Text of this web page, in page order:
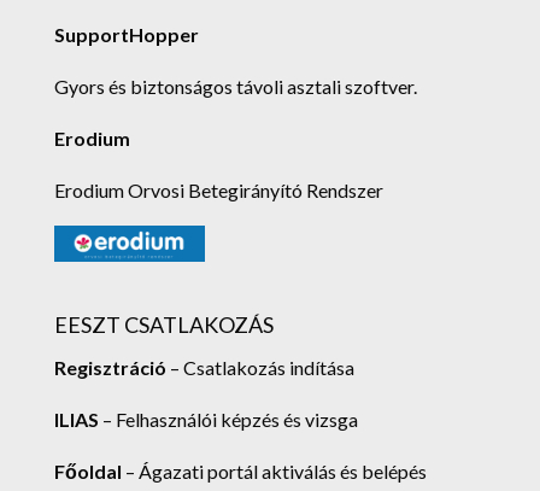
SupportHopper
Gyors és biztonságos távoli asztali szoftver.
Erodium
Erodium Orvosi Betegirányító Rendszer
EESZT CSATLAKOZÁS
Regisztráció – Csatlakozás indítása
ILIAS – Felhasználói képzés és vizsga
Főoldal – Ágazati portál aktiválás és belépés